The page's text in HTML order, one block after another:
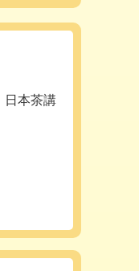
日本茶講